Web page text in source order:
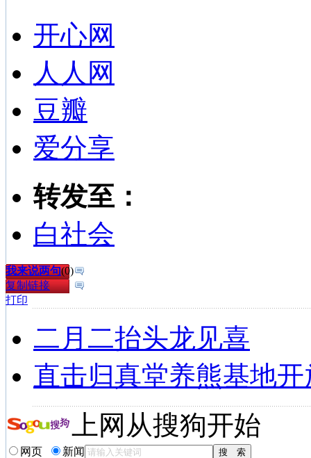
开心网
人人网
豆瓣
爱分享
转发至：
白社会
我来说两句(0)
复制链接
打印
二月二抬头龙见喜
直击归真堂养熊基地开
上网从搜狗开始
网页 新闻